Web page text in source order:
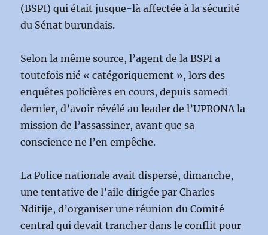
(BSPI) qui était jusque-là affectée à la sécurité
du Sénat burundais.
Selon la même source, l’agent de la BSPI a
toutefois nié « catégoriquement », lors des
enquêtes policières en cours, depuis samedi
dernier, d’avoir révélé au leader de l’UPRONA la
mission de l’assassiner, avant que sa
conscience ne l’en empêche.
La Police nationale avait dispersé, dimanche,
une tentative de l’aile dirigée par Charles
Nditije, d’organiser une réunion du Comité
central qui devait trancher dans le conflit pour